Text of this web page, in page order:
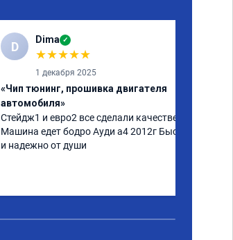
D Dima ✓
★★★★★
1 декабря 2025
«Чип тюнинг, прошивка двигателя
автомобиля»
Стейдж1 и евро2 все сделали качественно.
Машина едет бодро Ауди а4 2012г Быстро
и надежно от души